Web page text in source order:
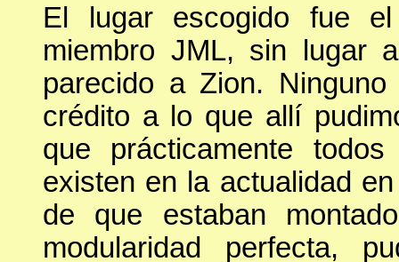
El lugar escogido fue
miembro JML, sin lugar
parecido a Zion.
crédito a lo que allí
que prácticamente
existen en la actualidad
de que estaban
modularidad perfecta,